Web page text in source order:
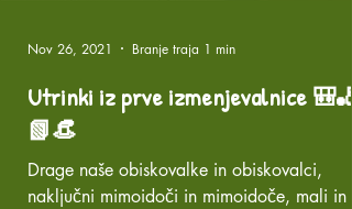
Utrinki iz prve izmenjevalnice 🎒🎳
📗👒
Drage naše obiskovalke in obiskovalci,
naključni mimoidoči in mimoidoče, mali in
Nov 26, 2021 Branje traja 1 min